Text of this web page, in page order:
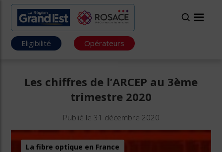
Eligibilité Opérateurs
Les chiffres de l’ARCEP au 3ème
trimestre 2020
Publié le 31 décembre 2020
La fibre optique en France